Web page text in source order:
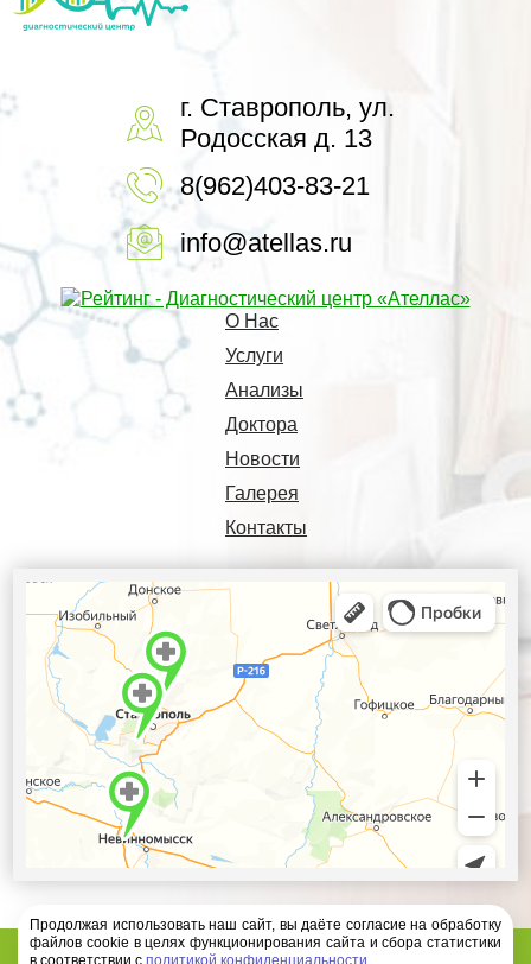
г. Ставрополь, ул.
Родосская д. 13
8(962)403-83-21
info@atellas.ru
О Нас
Услуги
Анализы
Доктора
Новости
Галерея
Контакты
Диагностический центр Ателлас - 2026 год
Продолжая использовать наш сайт, вы даёте согласие на обработку
файлов cookie в целях функционирования сайта и сбора статистики
в соответствии с политикой конфиденциальности